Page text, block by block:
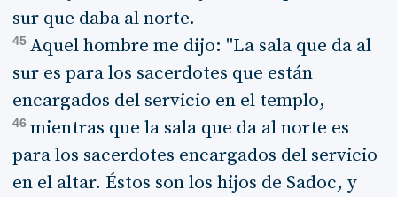
sur que daba al norte.
45 Aquel hombre me dijo: "La sala que da al
sur es para los sacerdotes que están
encargados del servicio en el templo,
46 mientras que la sala que da al norte es
para los sacerdotes encargados del servicio
en el altar. Éstos son los hijos de Sadoc, y